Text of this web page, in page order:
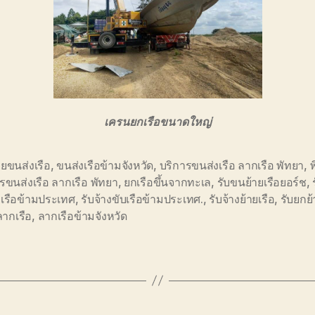
เครนยกเรือขนาดใหญ่
ขนส่งเรือ, ขนส่งเรือข้ามจังหวัด, บริการขนส่งเรือ ลากเรือ พัทยา,
ขนส่งเรือ ลากเรือ พัทยา, ยกเรือขึ้นจากทะเล, รับขนย้ายเรือยอร์ช,
รือข้ามประเทศ, รับจ้างขับเรือข้ามประเทศ., รับจ้างย้ายเรือ, รับยก
กเรือ, ลากเรือข้ามจังหวัด